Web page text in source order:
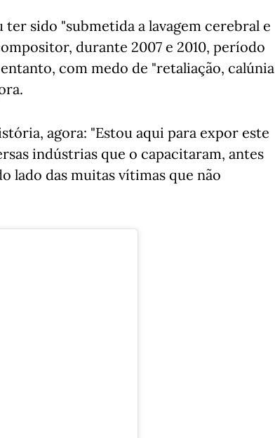
ter sido "submetida a lavagem cerebral e
durante 2007 e 2010, período
com medo de "retaliação, calúnia
agora: "Estou aqui para expor este
indústrias que o capacitaram, antes
lado das muitas vítimas que não